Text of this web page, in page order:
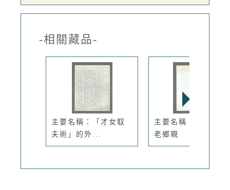
-相關藏品-
主要名稱：「才女馭
夫術」的外...
主要名稱：我們都是
老鄉親